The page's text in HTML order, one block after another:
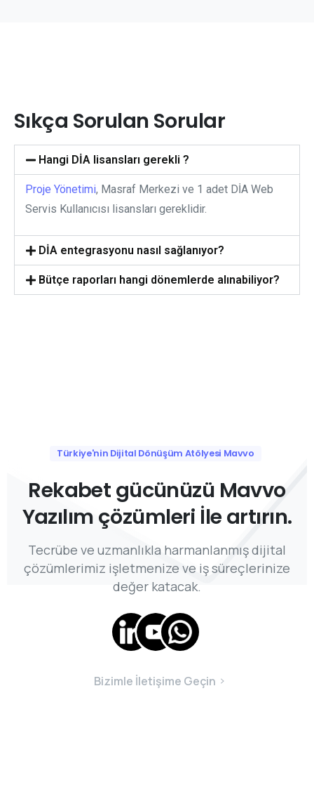
Sıkça Sorulan Sorular
Hangi DİA lisansları gerekli ?
Proje Yönetimi, Masraf Merkezi ve 1 adet DİA Web
Servis Kullanıcısı lisansları gereklidir.
DİA entegrasyonu nasıl sağlanıyor?
Bütçe raporları hangi dönemlerde alınabiliyor?
Türkiye'nin Dijital Dönüşüm Atölyesi Mavvo
Rekabet gücünüzü Mavvo
Yazılım çözümleri İle artırın.
Tecrübe ve uzmanlıkla harmanlanmış dijital
çözümlerimiz işletmenize ve iş süreçlerinize
değer katacak.
Bizimle İletişime Geçin